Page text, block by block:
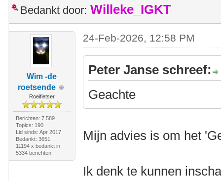
Bedankt door: Willeke_IGKT
Wim -de
roetsende
Roeifietser
Berichten: 7.589
Topics: 190
Lid sinds: Apr 2017
Bedankt: 3651
11194 x bedankt in
5334 berichten
24-Feb-2026, 12:58 PM
Peter Janse schreef:
Geachte
Mijn advies is om het
Ik denk te kunnen